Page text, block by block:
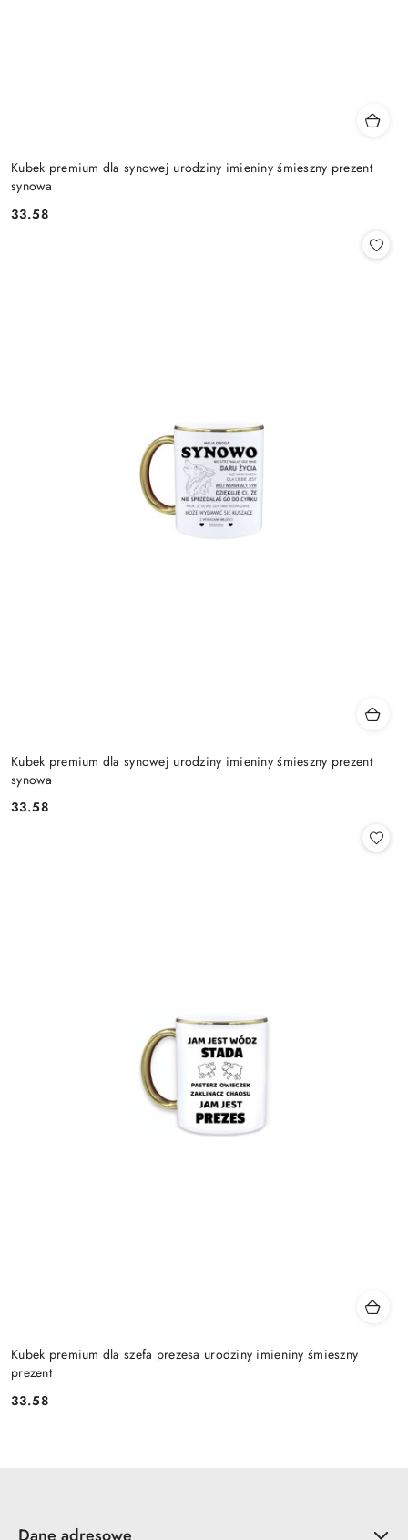
Kubek premium dla synowej urodziny imieniny śmieszny prezent
synowa
Cena:
33.58
Kubek premium dla synowej urodziny imieniny śmieszny prezent
synowa
Cena:
33.58
Kubek premium dla szefa prezesa urodziny imieniny śmieszny
prezent
Cena:
33.58
Dane adresowe